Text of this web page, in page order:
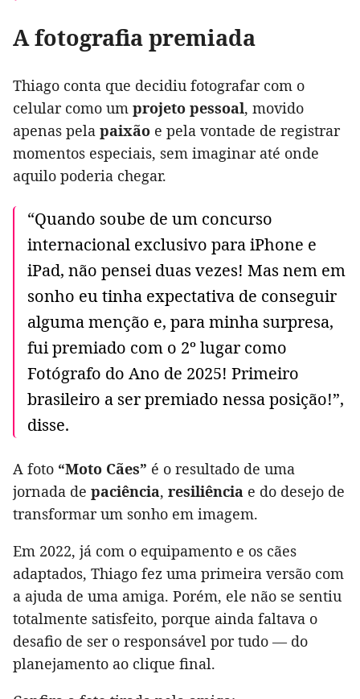
A fotografia premiada
Thiago conta que decidiu fotografar com o
celular como um projeto pessoal, movido
apenas pela paixão e pela vontade de registrar
momentos especiais, sem imaginar até onde
aquilo poderia chegar.
“Quando soube de um concurso
internacional exclusivo para iPhone e
iPad, não pensei duas vezes! Mas nem em
sonho eu tinha expectativa de conseguir
alguma menção e, para minha surpresa,
fui premiado com o 2º lugar como
Fotógrafo do Ano de 2025! Primeiro
brasileiro a ser premiado nessa posição!”,
disse.
A foto “Moto Cães” é o resultado de uma
jornada de paciência, resiliência e do desejo de
transformar um sonho em imagem.
Em 2022, já com o equipamento e os cães
adaptados, Thiago fez uma primeira versão com
a ajuda de uma amiga. Porém, ele não se sentiu
totalmente satisfeito, porque ainda faltava o
desafio de ser o responsável por tudo — do
planejamento ao clique final.